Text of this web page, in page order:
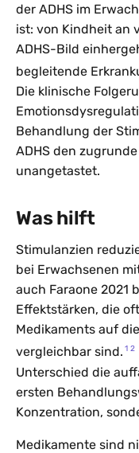
der ADHS im
ist: von Kindheit an
ADHS-Bild
begleitende
Die klinische
Behandlung der
ADHS den
unangetastet.
Was hilft
Stimulanzien
bei Erwachsenen
auch Faraone 2021
Effektstärken, die
Medikaments auf
vergleichbar sind. 1 2
Unterschied die
ersten
Konzentration,
Medikamente sind